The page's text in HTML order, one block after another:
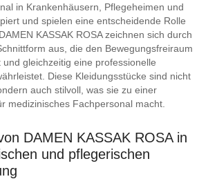
in Krankenhäusern, Pflegeheimen und
und spielen eine entscheidende Rolle
KASSAK ROSA zeichnen sich durch
aus, die den Bewegungsfreiraum
und gleichzeitig eine professionelle
Diese Kleidungsstücke sind nicht
auch stilvoll, was sie zu einer
medizinisches Fachpersonal macht.
DAMEN KASSAK ROSA in
und pflegerischen